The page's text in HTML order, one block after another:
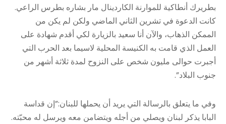
بطريرك أنطاكية للموارنة الكاردينال مار بشاره بطرس الراعي.
كانت الدعوة في تشرين الثاني الماضي ولكن لم يكن من
الممكن الذهاب، والآن أنا سعيد بالزيارة لكي أقدم شهادة على
العمل الذي قامت به الكنيسة المحلية لاسيما بعد الحرب التي
أجبرت حوالى مليون شخص على النزوح لمدة ثلاثة أشهر من
جنوب البلاد”.
وفي ما يتعلق بالرسالة التي يريد أن يحملها للبنان:”إن قداسة
البابا يذكر لبنان ويصلي من أجله ويتضامن معه ويرسل له محبّته.